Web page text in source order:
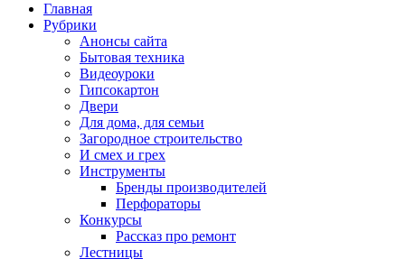
Главная
Рубрики
Анонсы сайта
Бытовая техника
Видеоуроки
Гипсокартон
Двери
Для дома, для семьи
Загородное строительство
И смех и грех
Инструменты
Бренды производителей
Перфораторы
Конкурсы
Рассказ про ремонт
Лестницы